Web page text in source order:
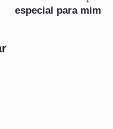
especial para mim